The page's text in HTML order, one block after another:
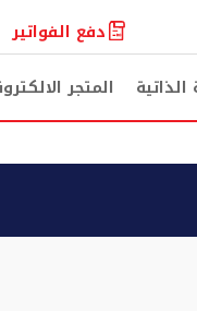
دفع الفواتير
المتجر